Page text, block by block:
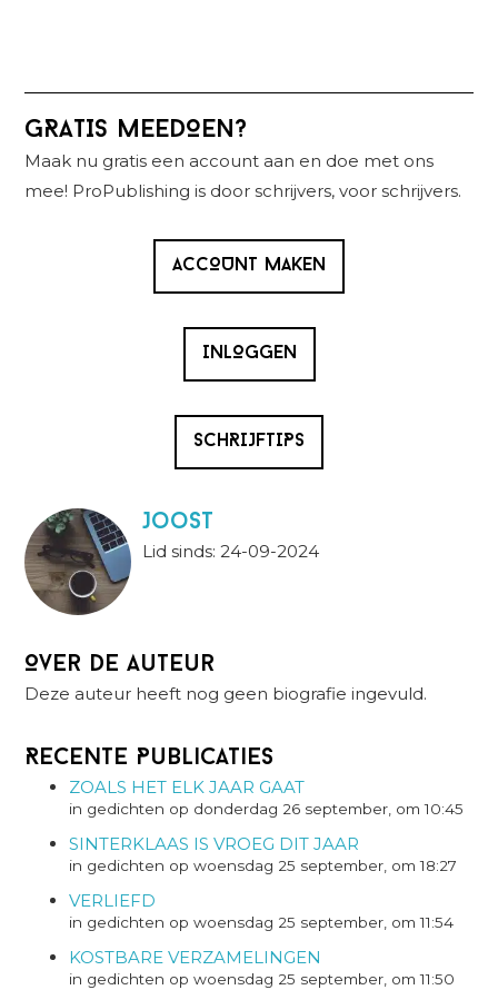
Primaire
Sidebar
GRATIS MEEDOEN?
Maak nu gratis een account aan en doe met ons
mee! ProPublishing is door schrijvers, voor schrijvers.
ACCOUNT MAKEN
INLOGGEN
SCHRIJFTIPS
Joost
Lid sinds: 24-09-2024
Over de auteur
Deze auteur heeft nog geen biografie ingevuld.
Recente Publicaties
ZOALS HET ELK JAAR GAAT
in gedichten op donderdag 26 september, om 10:45
SINTERKLAAS IS VROEG DIT JAAR
in gedichten op woensdag 25 september, om 18:27
VERLIEFD
in gedichten op woensdag 25 september, om 11:54
KOSTBARE VERZAMELINGEN
in gedichten op woensdag 25 september, om 11:50